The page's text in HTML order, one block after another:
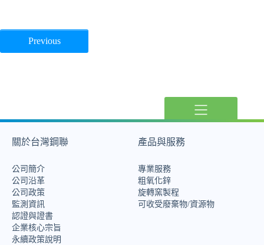
Previous
關於台灣鋼聯
公司簡介
公司沿革
公司政策
監測資訊
認證與證書
企業核心宗旨
永續政策說明
產品與服務
專業服務
粗氧化鋅
旋轉窯製程
可收受廢棄物/資源物